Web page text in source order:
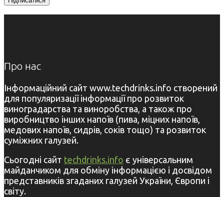
Про нас
Інформаційний сайт www.techdrinks.info створений
для популяризації інформації про розвиток
виноградарства та виноробства, а також про
виробництво інших напоїв (пива, міцних напоїв,
медових напоїв, сидрів, соків тощо) та розвиток
суміжних галузей.
Сьогодні сайт techdrinks.info є універсальним
майданчиком для обміну інформацією і досвідом
представників згаданих галузей України, Європи і
світу.